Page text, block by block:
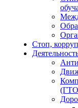
Стоп,